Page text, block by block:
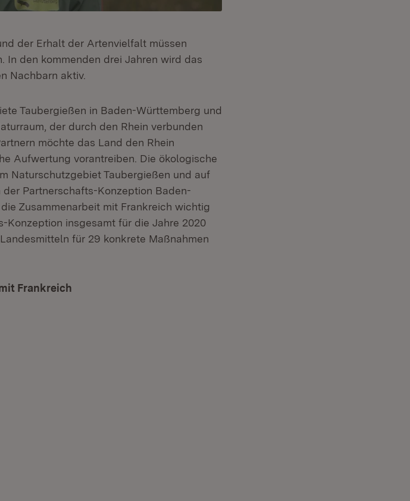
der Erhalt der Artenvielfalt müssen
In den kommenden drei Jahren wird das
Nachbarn aktiv.
Taubergießen in Baden-Württemberg und
der durch den Rhein verbunden
möchte das Land den Rhein
Aufwertung vorantreiben. Die ökologische
Naturschutzgebiet Taubergießen und auf
Partnerschafts-Konzeption Baden-
Zusammenarbeit mit Frankreich wichtig
Konzeption insgesamt für die Jahre 2020
für 29 konkrete Maßnahmen
Frankreich